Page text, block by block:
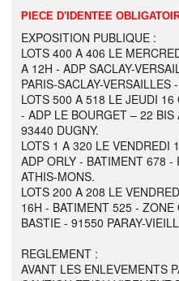
PIECE D'IDENTEE
EXPOSITION PUBLIQUE :
LOTS 400 A 406 LE
A 12H - ADP SACLAY-
PARIS-SACLAY-
LOTS 500 A 518 LE JEUDI
- ADP LE BOURGET – 22 BIS
93440 DUGNY.
LOTS 1 A 320 LE VENDREDI
ADP ORLY - BATIMENT 678
ATHIS-MONS.
LOTS 200 A 208 LE
16H - BATIMENT 525 -
BASTIE - 91550 PARAY-
REGLEMENT :
AVANT LES ENLEVEMENTS